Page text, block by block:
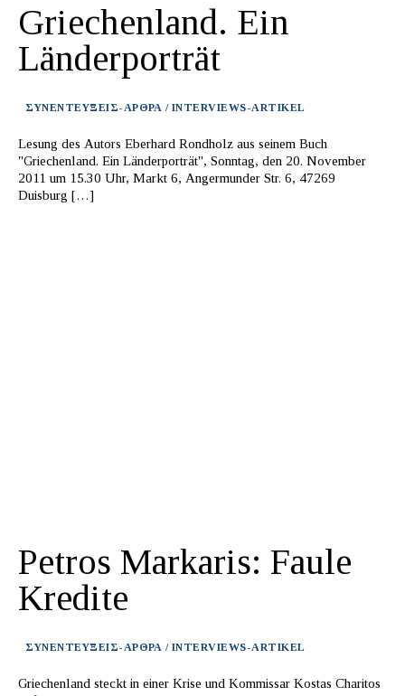
Griechenland. Ein
Länderporträt
ΣΥΝΕΝΤΕΥΞΕΙΣ-ΑΡΘΡΑ / INTERVIEWS-ARTIKEL
Lesung des Autors Eberhard Rondholz aus seinem Buch
"Griechenland. Ein Länderporträt", Sonntag, den 20. November
2011 um 15.30 Uhr, Markt 6, Angermunder Str. 6, 47269
Duisburg […]
Petros Markaris: Faule
Kredite
ΣΥΝΕΝΤΕΥΞΕΙΣ-ΑΡΘΡΑ / INTERVIEWS-ARTIKEL
Griechenland steckt in einer Krise und Kommissar Kostas Charitos